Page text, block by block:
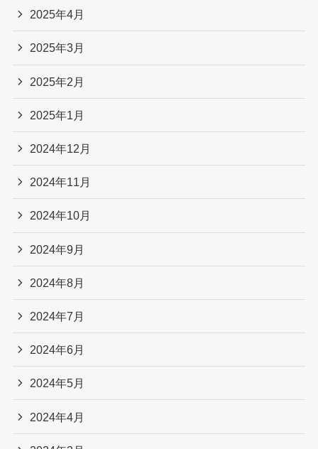
2025年4月
2025年3月
2025年2月
2025年1月
2024年12月
2024年11月
2024年10月
2024年9月
2024年8月
2024年7月
2024年6月
2024年5月
2024年4月